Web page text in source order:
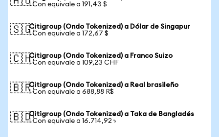
1 Con equivale a 191,43 $
🇸🇬Citigroup (Ondo Tokenized) a Dólar de Singapur
1 Con equivale a 172,67 $
🇨🇭Citigroup (Ondo Tokenized) a Franco Suizo
1 Con equivale a 109,23 CHF
🇧🇷Citigroup (Ondo Tokenized) a Real brasileño
1 Con equivale a 688,88 R$
🇧🇩Citigroup (Ondo Tokenized) a Taka de Bangladés
1 Con equivale a 16.714,92 ৳